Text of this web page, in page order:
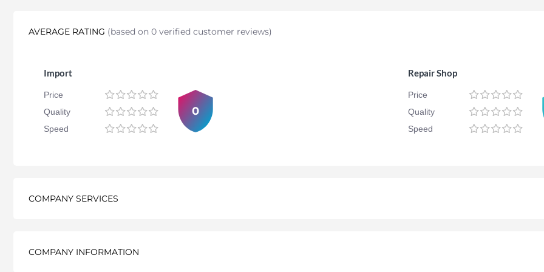
AVERAGE RATING (based on 0 verified customer reviews)
Import
Price
Quality
Speed
0
Repair Shop
Price
Quality
Speed
COMPANY SERVICES
COMPANY INFORMATION